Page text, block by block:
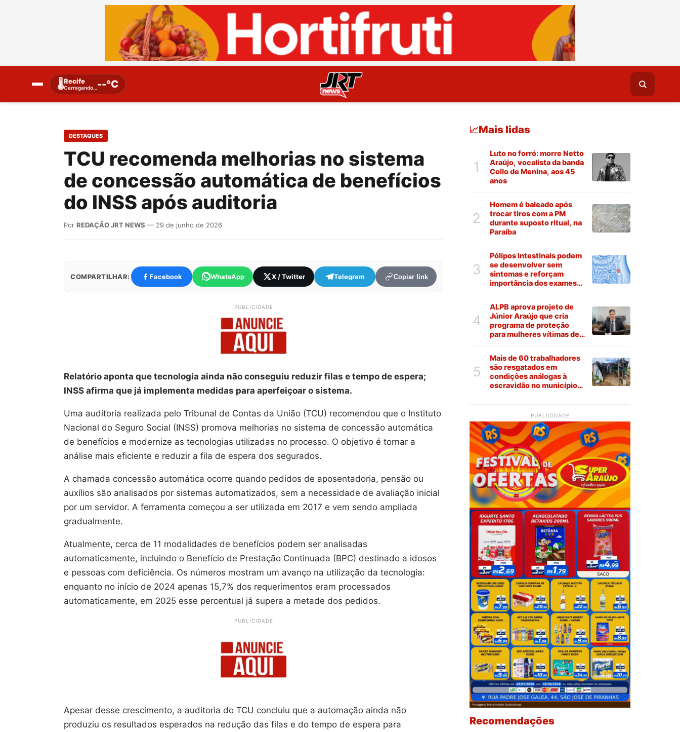
🌡️Recife
Carregando…--°C
DESTAQUES
TCU recomenda melhorias no sistema
de concessão automática de benefícios
do INSS após auditoria
Por REDAÇÃO JRT NEWS — 29 de junho de 2026
COMPARTILHAR: Facebook WhatsApp X / Twitter Telegram Copiar link
PUBLICIDADE
Relatório aponta que tecnologia ainda não conseguiu reduzir filas e tempo de espera;
INSS afirma que já implementa medidas para aperfeiçoar o sistema.
Uma auditoria realizada pelo Tribunal de Contas da União (TCU) recomendou que o Instituto
Nacional do Seguro Social (INSS) promova melhorias no sistema de concessão automática
de benefícios e modernize as tecnologias utilizadas no processo. O objetivo é tornar a
análise mais eficiente e reduzir a fila de espera dos segurados.
A chamada concessão automática ocorre quando pedidos de aposentadoria, pensão ou
auxílios são analisados por sistemas automatizados, sem a necessidade de avaliação inicial
por um servidor. A ferramenta começou a ser utilizada em 2017 e vem sendo ampliada
gradualmente.
Atualmente, cerca de 11 modalidades de benefícios podem ser analisadas
automaticamente, incluindo o Benefício de Prestação Continuada (BPC) destinado a idosos
e pessoas com deficiência. Os números mostram um avanço na utilização da tecnologia:
enquanto no início de 2024 apenas 15,7% dos requerimentos eram processados
automaticamente, em 2025 esse percentual já supera a metade dos pedidos.
PUBLICIDADE
Apesar desse crescimento, a auditoria do TCU concluiu que a automação ainda não
produziu os resultados esperados na redução das filas e do tempo de espera para
📈Mais lidas
1
Luto no forró: morre Netto
Araújo, vocalista da banda
Collo de Menina, aos 45
anos
2
Homem é baleado após
trocar tiros com a PM
durante suposto ritual, na
Paraíba
3
Pólipos intestinais podem
se desenvolver sem
sintomas e reforçam
importância dos exames
4
ALPB aprova projeto de
Júnior Araújo que cria
programa de proteção
para mulheres vítimas de
5
Mais de 60 trabalhadores
são resgatados em
condições análogas à
escravidão no município
PUBLICIDADE
Recomendações